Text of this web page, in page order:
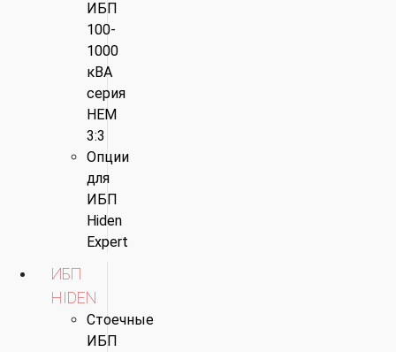
ИБП
100-
1000
кВА
серия
HEM
3:3
Опции
для
ИБП
Hiden
Expert
ИБП
HIDEN
Стоечные
ИБП